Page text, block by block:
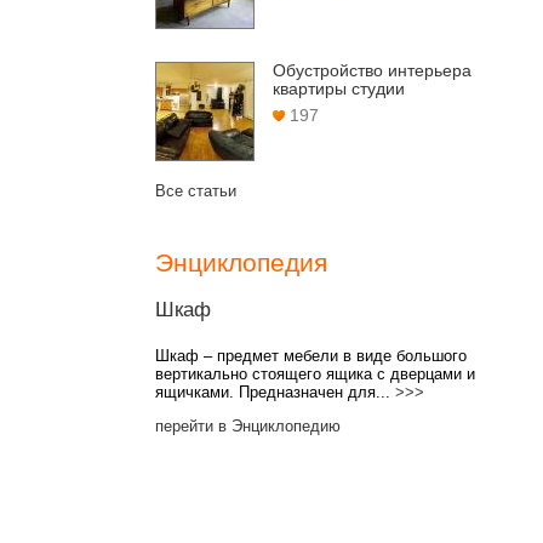
Обустройство интерьера
квартиры студии
197
Все статьи
Энциклопедия
Шкаф
Шкаф – предмет мебели в виде большого
вертикально стоящего ящика с дверцами и
ящичками. Предназначен для...
>>>
перейти в Энциклопедию